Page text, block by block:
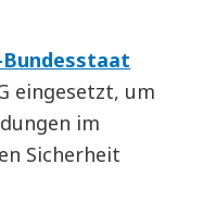
eingesetzt, um
im
Sicherheit